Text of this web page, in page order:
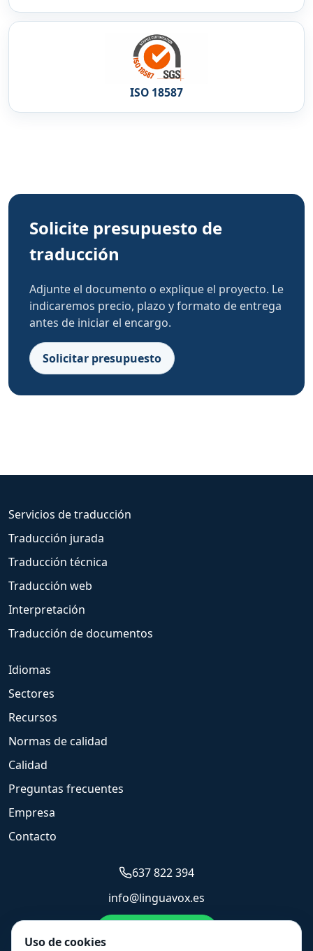
ISO 18587
Solicite presupuesto de
traducción
Adjunte el documento o explique el proyecto. Le
indicaremos precio, plazo y formato de entrega
antes de iniciar el encargo.
Solicitar presupuesto
Servicios de traducción
Traducción jurada
Traducción técnica
Traducción web
Interpretación
Traducción de documentos
Idiomas
Sectores
Recursos
Normas de calidad
Calidad
Preguntas frecuentes
Empresa
Contacto
637 822 394
info@linguavox.es
Uso de cookies